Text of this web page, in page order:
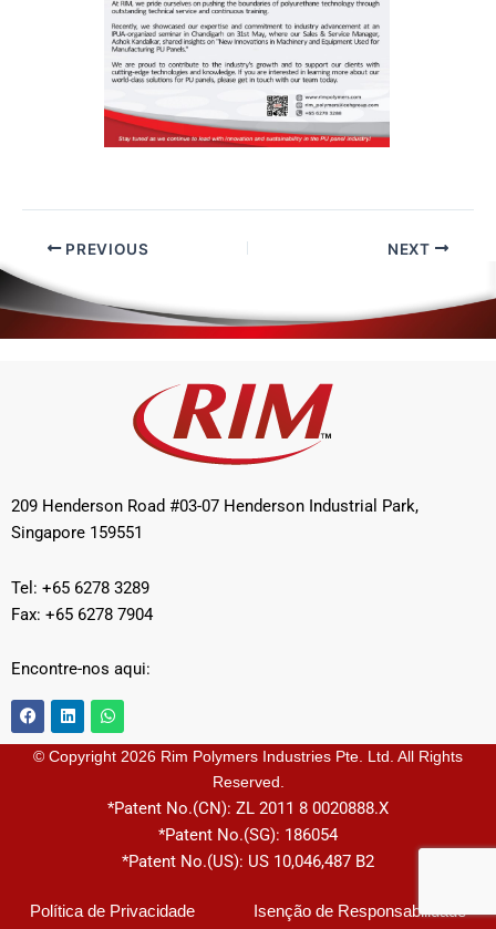
PREVIOUS NEXT
209 Henderson Road #03-07 Henderson Industrial Park,
Singapore 159551
Tel: +65 6278 3289
Fax: +65 6278 7904
Encontre-nos aqui:
F
a
c
e
L
i
n
k
W
h
a
t
p
© Copyright 2026 Rim Polymers Industries Pte. Ltd. All Rights
Reserved.
*Patent No.(CN): ZL 2011 8 0020888.X
*Patent No.(SG): 186054
*Patent No.(US): US 10,046,487 B2
Política de Privacidade Isenção de Responsabilidade